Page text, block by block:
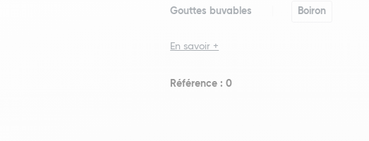
Gouttes buvables Boiron
En savoir +
Référence : 0